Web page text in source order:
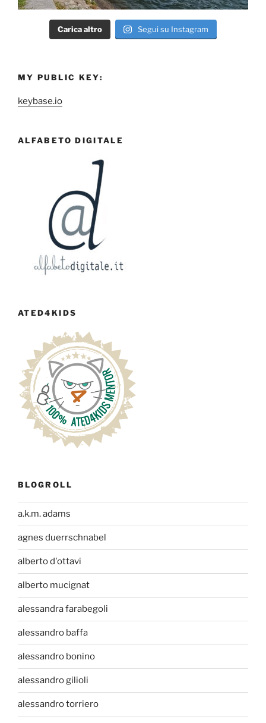
Carica altro Segui su Instagram
MY PUBLIC KEY:
keybase.io
ALFABETO DIGITALE
ATED4KIDS
BLOGROLL
a.k.m. adams
agnes duerrschnabel
alberto d'ottavi
alberto mucignat
alessandra farabegoli
alessandro baffa
alessandro bonino
alessandro gilioli
alessandro torriero